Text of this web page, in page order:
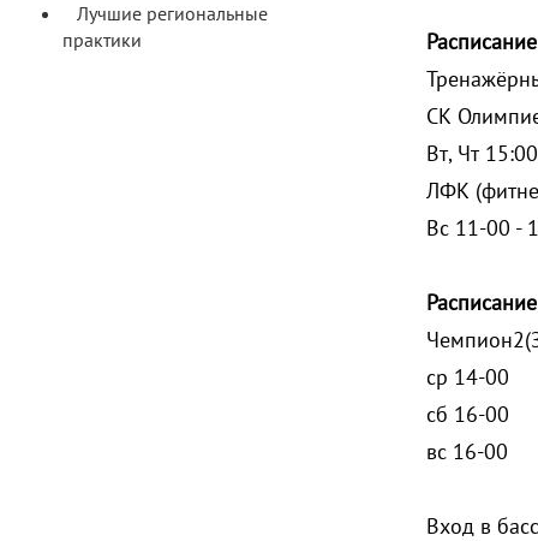
Лучшие региональные
практики
СК
Вт, Чт
ЛФК
Вс 11-00 -
ср
сб
вс
Вход в